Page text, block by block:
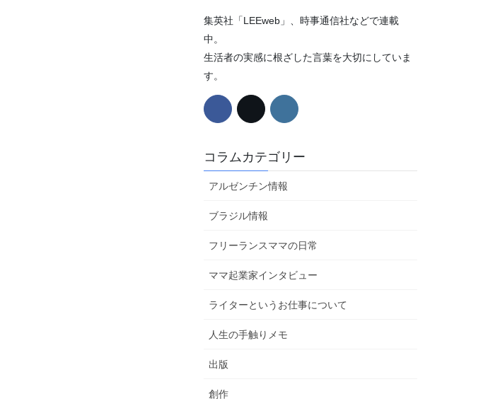
集英社「LEEweb」、時事通信社などで連載
中。
生活者の実感に根ざした言葉を大切にしていま
す。
コラムカテゴリー
アルゼンチン情報
ブラジル情報
フリーランスママの日常
ママ起業家インタビュー
ライターというお仕事について
人生の手触りメモ
出版
創作